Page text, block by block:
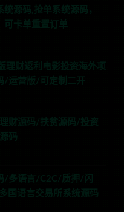
源码,抢单系统源码，
可卡单重置订单
理财返利电影投资海外项
/运营版/可定制二开
财源码/扶贫源码/投资
码
/多语言/C2C/质押/闪
国语言交易所系统源码